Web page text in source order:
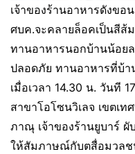
เจ้าของร้านอาหารดังขอ
ศบค.จะคลายล็อคเป็นสีส้
ทานอาหารนอกบ้านน้อย
ปลอดภัย ทานอาหารที่บ้า
เมื่อเวลา 14.30 น. วันที
สาขาโอโซนวิเลจ เขตเ
ภาณุ เจ้าของร้านยูบาร์
ให้สัมภาษณ์กับตสื่อมวลช